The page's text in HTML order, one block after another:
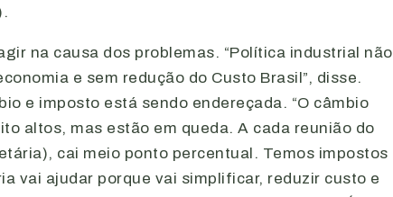
na causa dos problemas. “Política industrial não
e sem redução do Custo Brasil”, disse.
e imposto está sendo endereçada. “O câmbio
altos, mas estão em queda. A cada reunião do
cai meio ponto percentual. Temos impostos
vai ajudar porque vai simplificar, reduzir custo e